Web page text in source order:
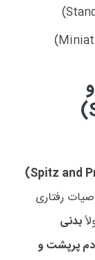
(Spitz and
رفتاری
بدنی
دم پرپشت و